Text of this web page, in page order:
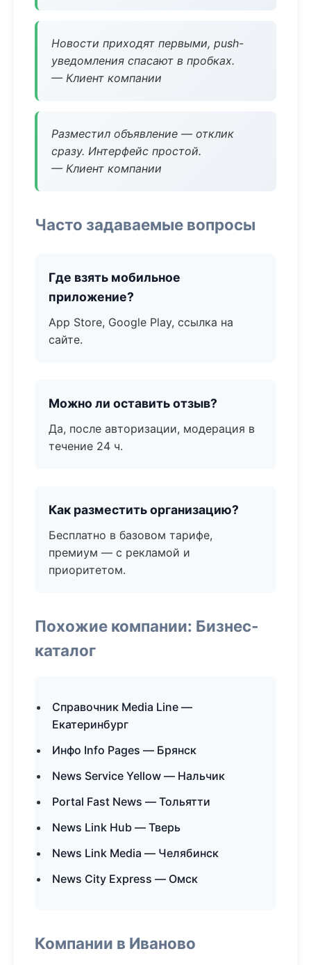
Новости приходят первыми, push-
уведомления спасают в пробках.
— Клиент компании
Разместил объявление — отклик
сразу. Интерфейс простой.
— Клиент компании
Часто задаваемые вопросы
Где взять мобильное
приложение?
App Store, Google Play, ссылка на
сайте.
Можно ли оставить отзыв?
Да, после авторизации, модерация в
течение 24 ч.
Как разместить организацию?
Бесплатно в базовом тарифе,
премиум — с рекламой и
приоритетом.
Похожие компании: Бизнес-
каталог
Справочник Media Line —
Екатеринбург
Инфо Info Pages — Брянск
News Service Yellow — Нальчик
Portal Fast News — Тольятти
News Link Hub — Тверь
News Link Media — Челябинск
News City Express — Омск
Компании в Иваново